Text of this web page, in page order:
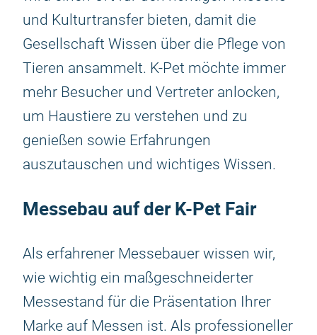
und Kulturtransfer bieten, damit die
Gesellschaft Wissen über die Pflege von
Tieren ansammelt. K-Pet möchte immer
mehr Besucher und Vertreter anlocken,
um Haustiere zu verstehen und zu
genießen sowie Erfahrungen
auszutauschen und wichtiges Wissen.
Messebau auf der K-Pet Fair
Als erfahrener Messebauer wissen wir,
wie wichtig ein maßgeschneiderter
Messestand für die Präsentation Ihrer
Marke auf Messen ist. Als professioneller